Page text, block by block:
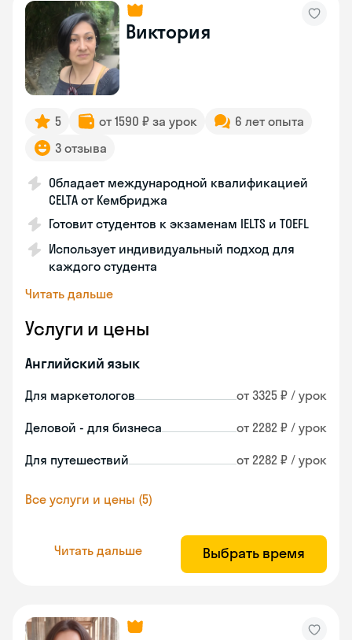
Виктория
5 от 1590 ₽ за урок
6 лет опыта
3 отзыва
Обладает международной квалификацией
CELTA от Кембриджа
Готовит студентов к экзаменам IELTS и TOEFL
Использует индивидуальный подход для
каждого студента
Читать дальше
Услуги и цены
Английский язык
Для маркетологов от 3325 ₽ / урок
Деловой - для бизнеса от 2282 ₽ / урок
Для путешествий от 2282 ₽ / урок
Все услуги и цены (5)
Читать дальше Выбрать время